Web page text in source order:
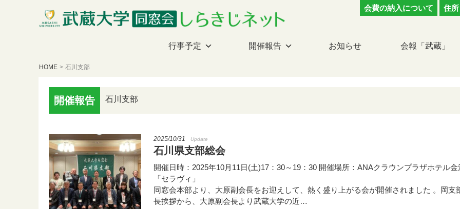
会費の納入について 住
行事予定 開催報告 お知らせ 会報「武蔵」
HOME > 石川支部
開催報告 石川支部
2025/10/31 Update
石川県支部総会
開催日時：2025年10月11日(土)17：30～19：30 開催場所：ANAクラウンプラザホテル金
「セラヴィ」
同窓会本部より、大原副会長をお迎えして、熱く盛り上がる会が開催されました 。岡支
長挨拶から、大原副会長より武蔵大学の近…